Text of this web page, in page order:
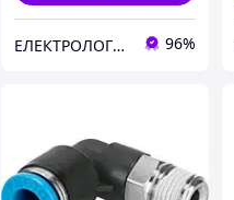
ЕЛЕКТРОЛОГІСТИК 96%